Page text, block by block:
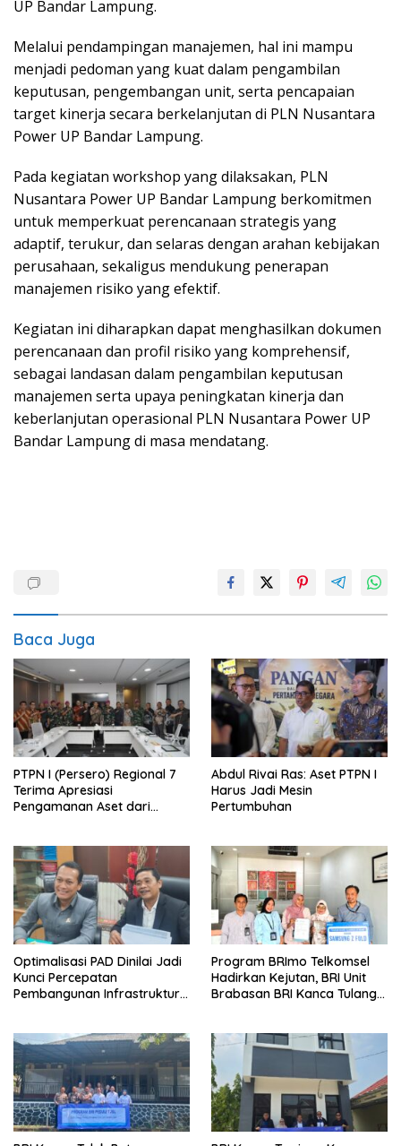
UP Bandar Lampung.
Melalui pendampingan manajemen, hal ini mampu
menjadi pedoman yang kuat dalam pengambilan
keputusan, pengembangan unit, serta pencapaian
target kinerja secara berkelanjutan di PLN Nusantara
Power UP Bandar Lampung.
Pada kegiatan workshop yang dilaksakan, PLN
Nusantara Power UP Bandar Lampung berkomitmen
untuk memperkuat perencanaan strategis yang
adaptif, terukur, dan selaras dengan arahan kebijakan
perusahaan, sekaligus mendukung penerapan
manajemen risiko yang efektif.
Kegiatan ini diharapkan dapat menghasilkan dokumen
perencanaan dan profil risiko yang komprehensif,
sebagai landasan dalam pengambilan keputusan
manajemen serta upaya peningkatan kinerja dan
keberlanjutan operasional PLN Nusantara Power UP
Bandar Lampung di masa mendatang.
Baca Juga
PTPN I (Persero) Regional 7
Terima Apresiasi
Pengamanan Aset dari
Abdul Rivai Ras: Aset PTPN I
Harus Jadi Mesin
Pertumbuhan
Optimalisasi PAD Dinilai Jadi
Kunci Percepatan
Pembangunan Infrastruktur
Program BRImo Telkomsel
Hadirkan Kejutan, BRI Unit
Brabasan BRI Kanca Tulang
Mesuji